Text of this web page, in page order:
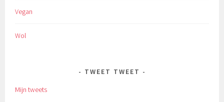
Vegan
Wol
TWEET TWEET
Mijn tweets